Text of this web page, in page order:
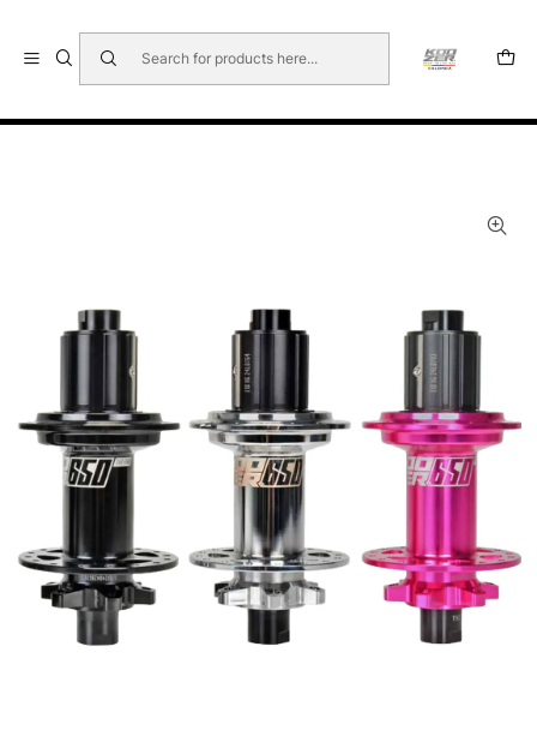
🇺🇸 🇧🇷 🇲🇽 🇦🇷 🇨🇱 🇵🇪 🇪🇨 🇨🇷 🇵🇦 🇧🇴 🇵🇾